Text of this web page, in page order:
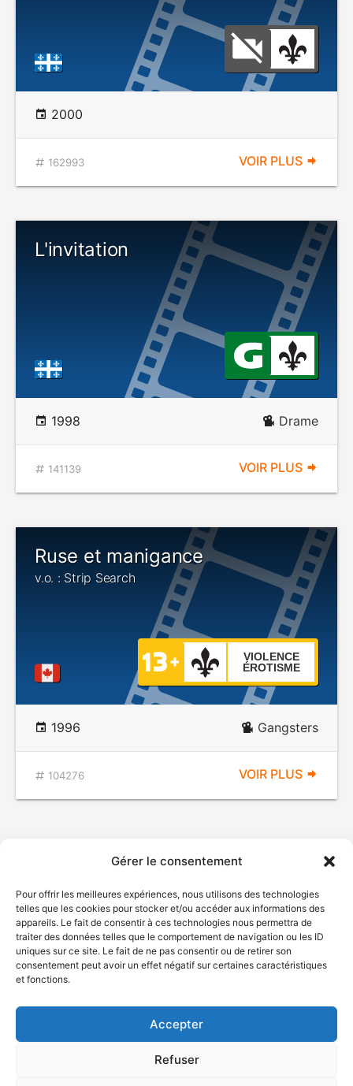
Gérer le consentement
Pour offrir les meilleures expériences, nous utilisons des technologies
telles que les cookies pour stocker et/ou accéder aux informations des
appareils. Le fait de consentir à ces technologies nous permettra de
traiter des données telles que le comportement de navigation ou les ID
uniques sur ce site. Le fait de ne pas consentir ou de retirer son
consentement peut avoir un effet négatif sur certaines caractéristiques
et fonctions.
Accepter
Refuser
2000
162993 VOIR PLUS
L'invitation
1998 Drame
141139 VOIR PLUS
Ruse et manigance
v.o. : Strip Search
VIOLENCE
ÉROTISME
1996 Gangsters
104276 VOIR PLUS
© Gouvernement du Québec, 2026
Plan du site
Accessibilité
Accès à l'information
Déclaration de services